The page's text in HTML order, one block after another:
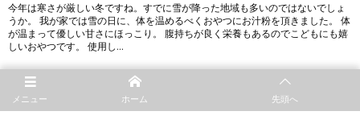
今年は寒さが厳しい冬ですね。すでに雪が降った地域も多いのではないでしょ
うか。 我が家では雪の日に、体を温めるべくおやつにお汁粉を頂きました。 体
が温まって優しい甘さにほっこり。 腹持ちが良く栄養もあるのでこどもにも嬉
しいおやつです。 使用し...
2022.01.06
メニュー ホーム 先頭へ